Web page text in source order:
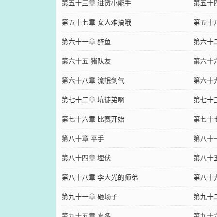
第五十三章 进货小能手
第五十
第五十七章 女人难搞哦
第五十
第六十一章 醉鱼
第六十
第六十五 猪队友
第六十
第六十八章 流氓剑气
第六十
第七十二章 坑徒弟啊
第七十
第七十六章 比赛开始
第七十
第八十章 平手
第八十
第八十四章 埋伏
第八十
第八十八章 李大光的师弟
第八十
第九十一章 砸场子
第九十